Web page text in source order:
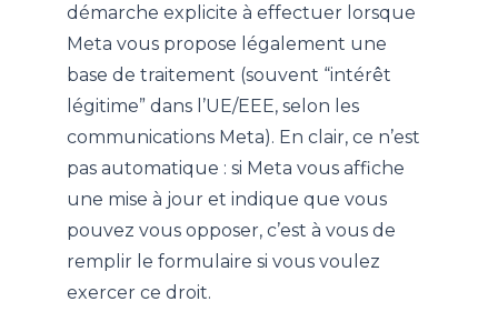
démarche explicite à effectuer lorsque
Meta vous propose légalement une
base de traitement (souvent “intérêt
légitime” dans l’UE/EEE, selon les
communications Meta). En clair, ce n’est
pas automatique : si Meta vous affiche
une mise à jour et indique que vous
pouvez vous opposer, c’est à vous de
remplir le formulaire si vous voulez
exercer ce droit.